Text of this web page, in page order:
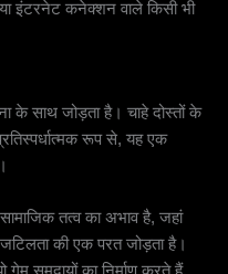
इंटरनेट कनेक्शन वाले किसी भी
के साथ जोड़ता है। चाहे दोस्तों के
रूप से, यह एक
तत्व का अभाव है, जहां
की एक परत जोड़ता है।